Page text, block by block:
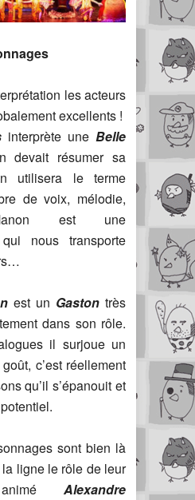
les acteurs
excellents !
interprète une Belle
devait résumer sa
utilisera le terme
de voix, mélodie,
est une
nous transporte
est un Gaston très
dans son rôle.
il surjoue un
c’est réellement
qu’il s’épanouit et
sont bien là
ligne le rôle de leur
animé Alexandre